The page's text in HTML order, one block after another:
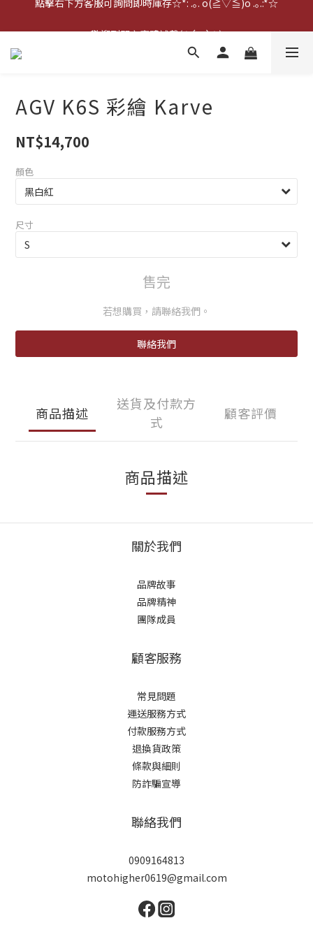
歡迎到門市實體試戴(❁´◡`❁)
雨衣盲盒現正開跑╰(*°▽°*)╯
AGV K6S 彩繪 Karve
NT$14,700
顏色
尺寸
售完
若想購買，請聯絡我們。
聯絡我們
商品描述
送貨及付款方
式
顧客評價
商品描述
關於我們
品牌故事
品牌精神
團隊成員
顧客服務
常見問題
運送服務方式
付款服務方式
退換貨政策
條款與細則
防詐騙宣導
聯絡我們
0909164813
motohigher0619@gmail.com